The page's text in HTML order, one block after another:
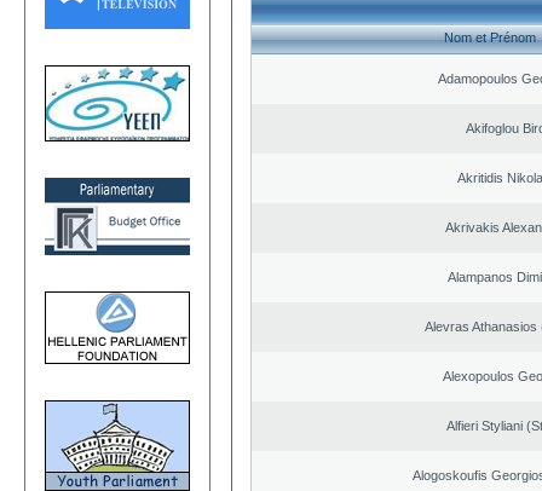
Nom et Prénom
Adamopoulos
Akifoglou
Akritidis
Akrivakis
Alampanos
Alevras Athanasios
Alexopoulos
Alfieri Styliani
Alogoskoufis